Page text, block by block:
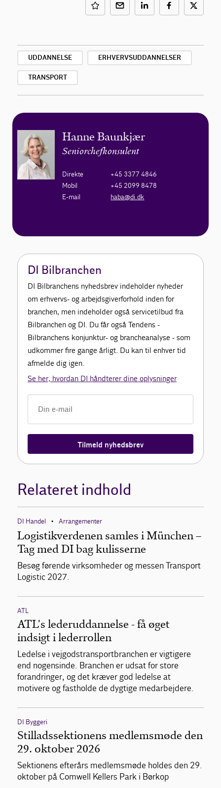
UDDANNELSE ERHVERVSUDDANNELSER
TRANSPORT
Hanne Baunkjær
Seniorchefkonsulent
Direkte
+45 3377 4846
Mobil
+45 2099 8478
E-mail
haba@di.dk
DI Bilbranchen
DI Bilbranchens nyhedsbrev indeholder nyheder
om erhvervs- og arbejdsgiverforhold inden for
branchen, men indeholder også servicetilbud fra
Bilbranchen og DI. Du får også Tendens -
Bilbranchens konjunktur- og brancheanalyse - som
udkommer fire gange årligt. Du kan til enhver tid
afmelde dig igen.
Se her, hvordan DI håndterer dine oplysninger
Tilmeld nyhedsbrev
Relateret indhold
DI Handel • Arrangementer
Logistikverdenen samles i München –
Tag med DI bag kulisserne
Besøg førende virksomheder og messen Transport
Logistic 2027.
ATL
ATL's lederuddannelse - få øget
indsigt i lederrollen
Ledelse i vejgodstransportbranchen er vigtigere
end nogensinde. Branchen er udsat for store
forandringer, og det kræver god ledelse at
motivere og fastholde de dygtige medarbejdere.
DI Byggeri
Stilladssektionens medlemsmøde den
29. oktober 2026
Sektionens efterårs medlemsmøde holdes den 29.
oktober på Comwell Kellers Park i Børkop